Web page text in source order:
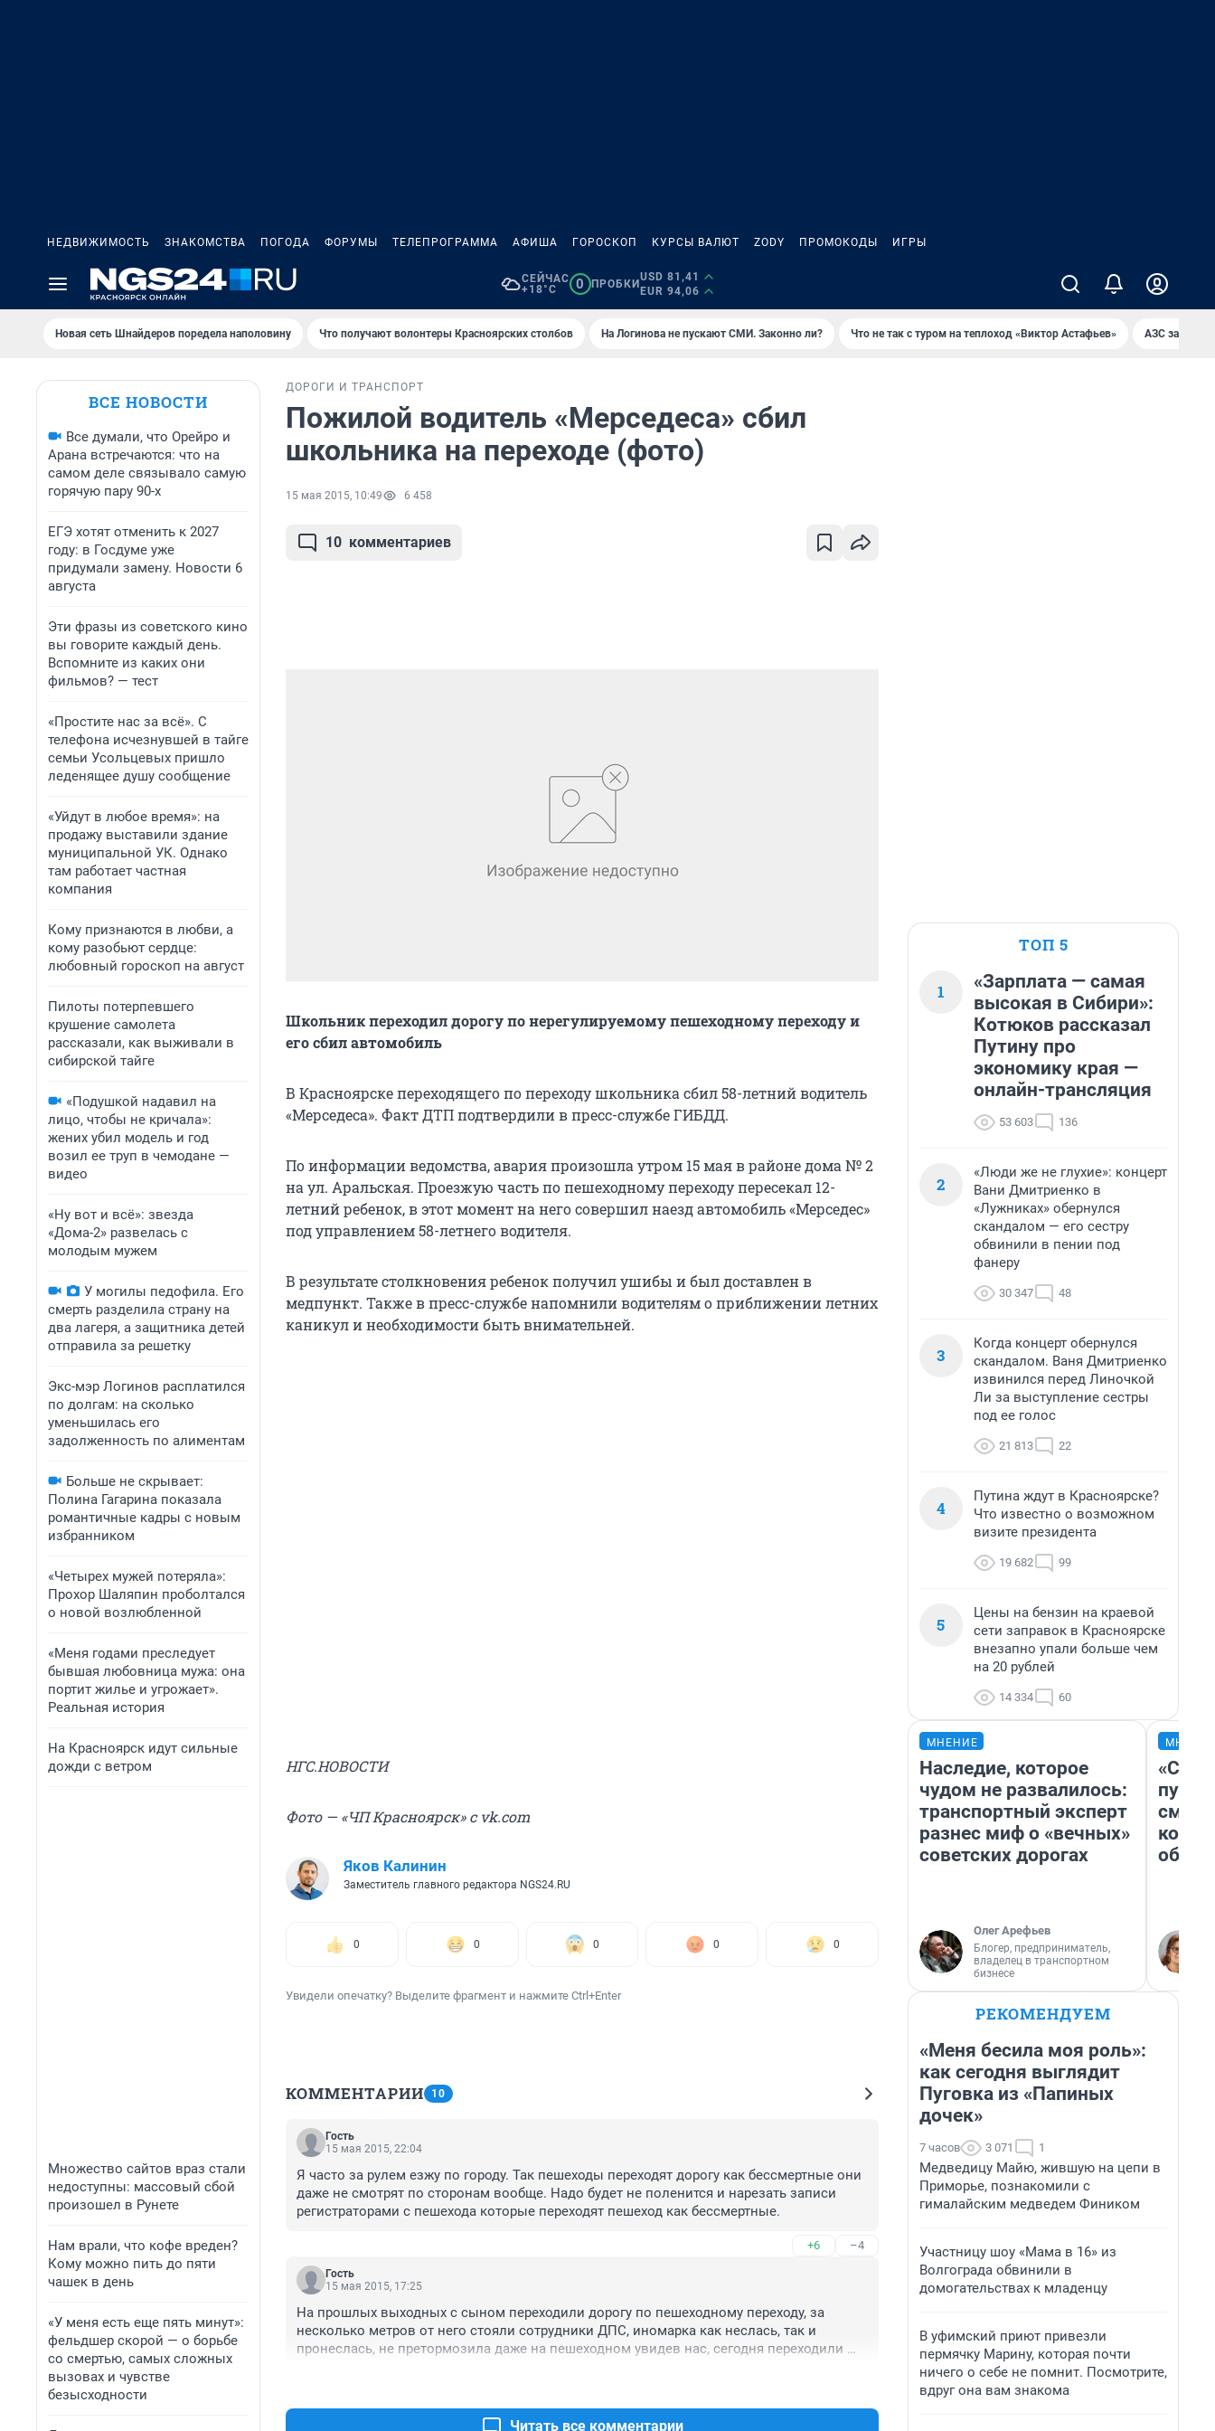
НЕДВИЖИМОСТЬ ЗНАКОМСТВА ПОГОДА ФОРУМЫ ТЕЛЕПРОГРАММА АФИША ГОРОСКОП КУРСЫ ВАЛЮТ ZODY ПРОМОКОДЫ ИГРЫ
СЕЙЧАС
+18°C
0 ПРОБКИ
USD 81,41
EUR 94,06
Новая сеть Шнайдеров поредела наполовину Что получают волонтеры Красноярских столбов На Логинова не пускают СМИ. Законно ли? Что не так с туром на теплоход «Виктор Астафьев» AЗС
ВСЕ НОВОСТИ
Все думали, что Орейро и
Арана встречаются: что на
самом деле связывало самую
горячую пару 90-х
ЕГЭ хотят отменить к 2027
году: в Госдуме уже
придумали замену. Новости 6
августа
Эти фразы из советского кино
вы говорите каждый день.
Вспомните из каких они
фильмов? — тест
«Простите нас за всё». С
телефона исчезнувшей в тайге
семьи Усольцевых пришло
леденящее душу сообщение
«Уйдут в любое время»: на
продажу выставили здание
муниципальной УК. Однако
там работает частная
компания
Кому признаются в любви, а
кому разобьют сердце:
любовный гороскоп на август
Пилоты потерпевшего
крушение самолета
рассказали, как выживали в
сибирской тайге
«Подушкой надавил на
лицо, чтобы не кричала»:
жених убил модель и год
возил ее труп в чемодане —
видео
«Ну вот и всё»: звезда
«Дома-2» развелась с
молодым мужем
У могилы педофила. Его
смерть разделила страну на
два лагеря, а защитника детей
отправила за решетку
Экс-мэр Логинов расплатился
по долгам: на сколько
уменьшилась его
задолженность по алиментам
Больше не скрывает:
Полина Гагарина показала
романтичные кадры с новым
избранником
«Четырех мужей потеряла»:
Прохор Шаляпин проболтался
о новой возлюбленной
«Меня годами преследует
бывшая любовница мужа: она
портит жилье и угрожает».
Реальная история
На Красноярск идут сильные
дожди с ветром
Множество сайтов враз стали
недоступны: массовый сбой
произошел в Рунете
Нам врали, что кофе вреден?
Кому можно пить до пяти
чашек в день
«У меня есть еще пять минут»:
фельдшер скорой — о борьбе
со смертью, самых сложных
вызовах и чувстве
безысходности
ДОРОГИ И ТРАНСПОРТ
Пожилой водитель «Мерседеса» сбил
школьника на переходе (фото)
15 мая 2015, 10:49 6 458
10 комментариев
Школьник переходил дорогу по нерегулируемому пешеходному переходу и
его сбил автомобиль
В Красноярске переходящего по переходу школьника сбил 58-летний водитель
«Мерседеса». Факт ДТП подтвердили в пресс-службе ГИБДД.
По информации ведомства, авария произошла утром 15 мая в районе дома № 2
на ул. Аральская. Проезжую часть по пешеходному переходу пересекал 12-
летний ребенок, в этот момент на него совершил наезд автомобиль «Мерседес»
под управлением 58-летнего водителя.
В результате столкновения ребенок получил ушибы и был доставлен в
медпункт. Также в пресс-службе напомнили водителям о приближении летних
каникул и необходимости быть внимательней.
НГС.НОВОСТИ
Фото — «ЧП Красноярск» с vk.com
Яков Калинин
Заместитель главного редактора NGS24.RU
0 0 0 0 0
Увидели опечатку? Выделите фрагмент и нажмите Ctrl+Enter
КОММЕНТАРИИ 10
Гость
15 мая 2015, 22:04
Я часто за рулем езжу по городу. Так пешеходы переходят дорогу как бессмертные они
даже не смотрят по сторонам вообще. Надо будет не поленится и нарезать записи
регистраторами с пешехода которые переходят пешеход как бессмертные.
+6 –4
Гость
15 мая 2015, 17:25
На прошлых выходных с сыном переходили дорогу по пешеходному переходу, за
несколько метров от него стояли сотрудники ДПС, иномарка как неслась, так и
пронеслась, не претормозила даже на пешеходном увидев нас, сегодня переходили
Читать все комментарии
ТОП 5
1
«Зарплата — самая
высокая в Сибири»:
Котюков рассказал
Путину про
экономику края —
онлайн-трансляция
53 603 136
2
«Люди же не глухие»: концерт
Вани Дмитриенко в
«Лужниках» обернулся
скандалом — его сестру
обвинили в пении под
фанеру
30 347 48
3
Когда концерт обернулся
скандалом. Ваня Дмитриенко
извинился перед Линочкой
Ли за выступление сестры
под ее голос
21 813 22
4
Путина ждут в Красноярске?
Что известно о возможном
визите президента
19 682 99
5
Цены на бензин на краевой
сети заправок в Красноярске
внезапно упали больше чем
на 20 рублей
14 334 60
МНЕНИЕ
Наследие, которое
чудом не развалилось:
транспортный эксперт
разнес миф о «вечных»
советских дорогах
Олег Арефьев
Блогер, предприниматель,
владелец в транспортном
бизнесе
РЕКОМЕНДУЕМ
«Меня бесила моя роль»:
как сегодня выглядит
Пуговка из «Папиных
дочек»
7 часов 3 071 1
Медведицу Майю, жившую на цепи в
Приморье, познакомили с
гималайским медведем Фиником
Участницу шоу «Мама в 16» из
Волгограда обвинили в
домогательствах к младенцу
В уфимский приют привезли
пермячку Марину, которая почти
ничего о себе не помнит. Посмотрите,
вдруг она вам знакома